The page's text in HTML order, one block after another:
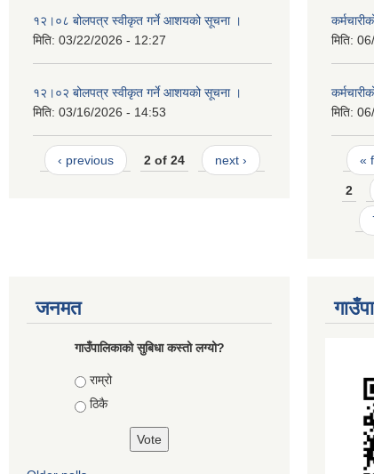
१२।०८ बोलपत्र स्वीकृत गर्ने आशयको सूचना ।
मिति: 03/22/2026 - 12:27
१२।०२ बोलपत्र स्वीकृत गर्ने आशयको सूचना ।
मिति: 03/16/2026 - 14:53
‹ previous 2 of 24 next ›
मिति:
मिति:
«
2
जनमत
गाउँपालिकाको सुबिधा कस्तो लग्यो?
Choices
राम्रो
ठिकै